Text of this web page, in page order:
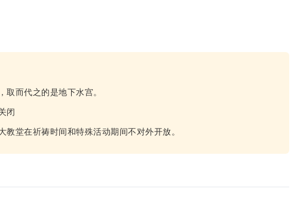
取而代之的是地下水宫。
闭
教堂在祈祷时间和特殊活动期间不对外开放。